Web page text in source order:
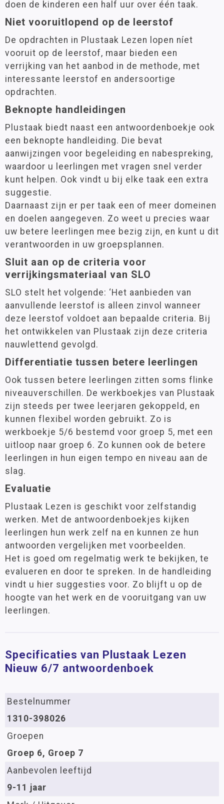
doen de kinderen een half uur over één taak.
Niet vooruitlopend op de leerstof
De opdrachten in Plustaak Lezen lopen níet
vooruit op de leerstof, maar bieden een
verrijking van het aanbod in de methode, met
interessante leerstof en andersoortige
opdrachten.
Beknopte handleidingen
Plustaak biedt naast een antwoordenboekje ook
een beknopte handleiding. Die bevat
aanwijzingen voor begeleiding en nabespreking,
waardoor u leerlingen met vragen snel verder
kunt helpen. Ook vindt u bij elke taak een extra
suggestie.
Daarnaast zijn er per taak een of meer domeinen
en doelen aangegeven. Zo weet u precies waar
uw betere leerlingen mee bezig zijn, en kunt u dit
verantwoorden in uw groepsplannen.
Sluit aan op de criteria voor
verrijkingsmateriaal van SLO
SLO stelt het volgende: ‘Het aanbieden van
aanvullende leerstof is alleen zinvol wanneer
deze leerstof voldoet aan bepaalde criteria. Bij
het ontwikkelen van Plustaak zijn deze criteria
nauwlettend gevolgd.
Differentiatie tussen betere leerlingen
Ook tussen betere leerlingen zitten soms flinke
niveauverschillen. De werkboekjes van Plustaak
zijn steeds per twee leerjaren gekoppeld, en
kunnen flexibel worden gebruikt. Zo is
werkboekje 5/6 bestemd voor groep 5, met een
uitloop naar groep 6. Zo kunnen ook de betere
leerlingen in hun eigen tempo en niveau aan de
slag.
Evaluatie
Plustaak Lezen is geschikt voor zelfstandig
werken. Met de antwoordenboekjes kijken
leerlingen hun werk zelf na en kunnen ze hun
antwoorden vergelijken met voorbeelden.
Het is goed om regelmatig werk te bekijken, te
evalueren en door te spreken. In de handleiding
vindt u hier suggesties voor. Zo blijft u op de
hoogte van het werk en de vooruitgang van uw
leerlingen.
Specificaties van Plustaak Lezen
Nieuw 6/7 antwoordenboek
Bestelnummer
1310-398026
Groepen
Groep 6, Groep 7
Aanbevolen leeftijd
9-11 jaar